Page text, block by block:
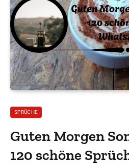
SPRÜCHE
Guten Morgen
120 schöne